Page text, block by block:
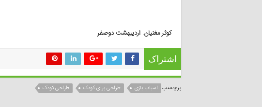
کوثر مغنیان. اردیبهشت دوصفر
اشتراک
برچسب اسباب بازی طراحی برای کودک طراحی کودک